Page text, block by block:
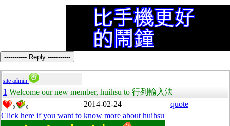
----------- Reply -----------
site admin
1 Welcome our new member, huihsu to 行列輸入法
0 0 2014-02-24
quote
Click here if you want to know more about huihsu